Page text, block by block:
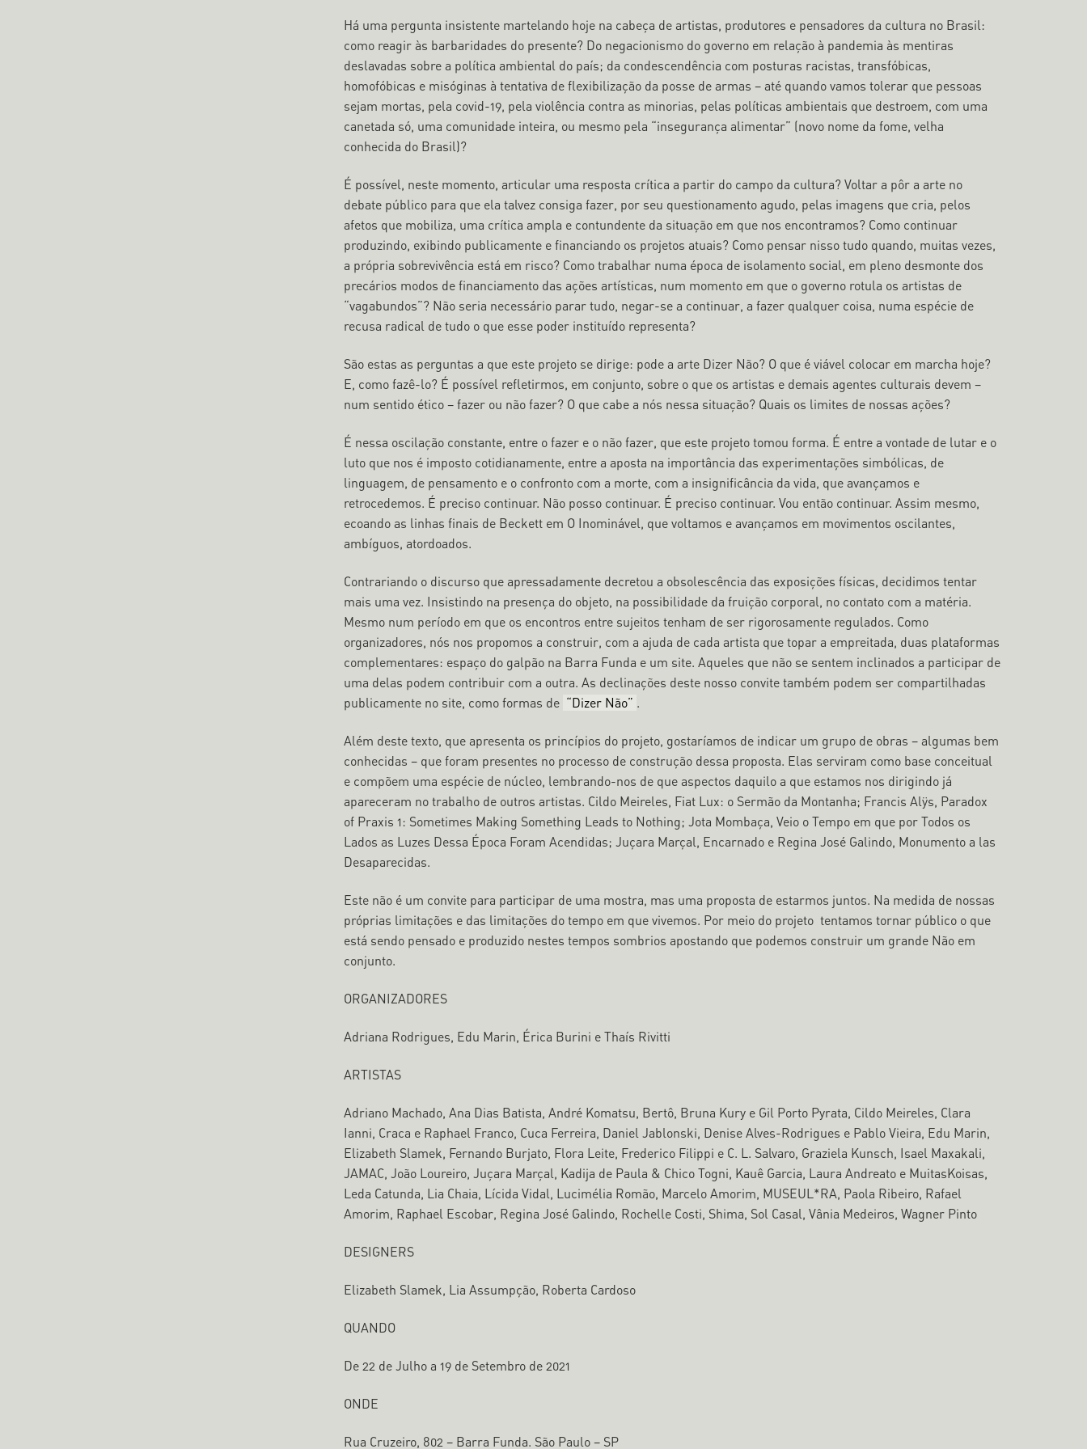
Há uma pergunta insistente martelando hoje na cabeça de artistas, produtores e pensadores da cultura no Brasil:
como reagir às barbaridades do presente? Do negacionismo do governo em relação à pandemia às mentiras
deslavadas sobre a política ambiental do país; da condescendência com posturas racistas, transfóbicas,
homofóbicas e misóginas à tentativa de flexibilização da posse de armas – até quando vamos tolerar que pessoas
sejam mortas, pela covid-19, pela violência contra as minorias, pelas políticas ambientais que destroem, com uma
canetada só, uma comunidade inteira, ou mesmo pela “insegurança alimentar” (novo nome da fome, velha
conhecida do Brasil)?
​É possível, neste momento, articular uma resposta crítica a partir do campo da cultura? Voltar a pôr a arte no
debate público para que ela talvez consiga fazer, por seu questionamento agudo, pelas imagens que cria, pelos
afetos que mobiliza, uma crítica ampla e contundente da situação em que nos encontramos? Como continuar
produzindo, exibindo publicamente e financiando os projetos atuais? Como pensar nisso tudo quando, muitas vezes,
a própria sobrevivência está em risco? Como trabalhar numa época de isolamento social, em pleno desmonte dos
precários modos de financiamento das ações artísticas, num momento em que o governo rotula os artistas de
“vagabundos”? Não seria necessário parar tudo, negar-se a continuar, a fazer qualquer coisa, numa espécie de
recusa radical de tudo o que esse poder instituído representa?
​São estas as perguntas a que este projeto se dirige: pode a arte Dizer Não? O que é viável colocar em marcha hoje?
E, como fazê-lo? É possível refletirmos, em conjunto, sobre o que os artistas e demais agentes culturais devem –
num sentido ético – fazer ou não fazer? O que cabe a nós nessa situação? Quais os limites de nossas ações?
​É nessa oscilação constante, entre o fazer e o não fazer, que este projeto tomou forma. É entre a vontade de lutar e o
luto que nos é imposto cotidianamente, entre a aposta na importância das experimentações simbólicas, de
linguagem, de pensamento e o confronto com a morte, com a insignificância da vida, que avançamos e
retrocedemos. É preciso continuar. Não posso continuar. É preciso continuar. Vou então continuar. Assim mesmo,
ecoando as linhas finais de Beckett em O Inominável, que voltamos e avançamos em movimentos oscilantes,
ambíguos, atordoados.
​Contrariando o discurso que apressadamente decretou a obsolescência das exposições físicas, decidimos tentar
mais uma vez. Insistindo na presença do objeto, na possibilidade da fruição corporal, no contato com a matéria.
Mesmo num período em que os encontros entre sujeitos tenham de ser rigorosamente regulados. Como
organizadores, nós nos propomos a construir, com a ajuda de cada artista que topar a empreitada, duas plataformas
complementares: espaço do galpão na Barra Funda e um site. Aqueles que não se sentem inclinados a participar de
uma delas podem contribuir com a outra. As declinações deste nosso convite também podem ser compartilhadas
publicamente no site, como formas de “Dizer Não” .
​Além deste texto, que apresenta os princípios do projeto, gostaríamos de indicar um grupo de obras – algumas bem
conhecidas – que foram presentes no processo de construção dessa proposta. Elas serviram como base conceitual
e compõem uma espécie de núcleo, lembrando-nos de que aspectos daquilo a que estamos nos dirigindo já
apareceram no trabalho de outros artistas. Cildo Meireles, Fiat Lux: o Sermão da Montanha; Francis Alÿs, Paradox
of Praxis 1: Sometimes Making Something Leads to Nothing; Jota Mombaça, Veio o Tempo em que por Todos os
Lados as Luzes Dessa Época Foram Acendidas; Juçara Marçal, Encarnado e Regina José Galindo, Monumento a las
Desaparecidas.
​Este não é um convite para participar de uma mostra, mas uma proposta de estarmos juntos. Na medida de nossas
próprias limitações e das limitações do tempo em que vivemos. Por meio do projeto tentamos tornar público o que
está sendo pensado e produzido nestes tempos sombrios apostando que podemos construir um grande Não em
conjunto.
ORGANIZADORES
Adriana Rodrigues, Edu Marin, Érica Burini e Thaís Rivitti
ARTISTAS
Adriano Machado, Ana Dias Batista, André Komatsu, Bertô, Bruna Kury e Gil Porto Pyrata, Cildo Meireles, Clara
Ianni, Craca e Raphael Franco, Cuca Ferreira, Daniel Jablonski, Denise Alves-Rodrigues e Pablo Vieira, Edu Marin,
Elizabeth Slamek, Fernando Burjato, Flora Leite, Frederico Filippi e C. L. Salvaro, Graziela Kunsch, Isael Maxakali,
JAMAC, João Loureiro, Juçara Marçal, Kadija de Paula & Chico Togni, Kauê Garcia, Laura Andreato e MuitasKoisas,
Leda Catunda, Lia Chaia, Lícida Vidal, Lucimélia Romão, Marcelo Amorim, MUSEUL*RA, Paola Ribeiro, Rafael
Amorim, Raphael Escobar, Regina José Galindo, Rochelle Costi, Shima, Sol Casal, Vânia Medeiros, Wagner Pinto
DESIGNERS
Elizabeth Slamek, Lia Assumpção, Roberta Cardoso
QUANDO
De 22 de Julho a 19 de Setembro de 2021
ONDE
Rua Cruzeiro, 802 – Barra Funda. São Paulo – SP